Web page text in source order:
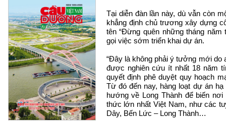
Tại diễn đàn lần này, dù vẫn còn
khẳng định chủ trương xây dựng
tên “Đừng quên những tháng
gọi việc sớm triển khai dự án.
“Đây là không phải ý tưởng mới do
được nghiên cứu ít nhất 18 năm
quyết định phê duyệt quy hoạch
Từ đó đến nay, hàng loạt dự án
hướng về Long Thành để biến
thức lớn nhất Việt Nam, như các
Dây, Bến Lức – Long Thành…
60 NĂM ĐIỆN BIÊN PHỦ
70 NĂM GTVT VIỆT
2015)